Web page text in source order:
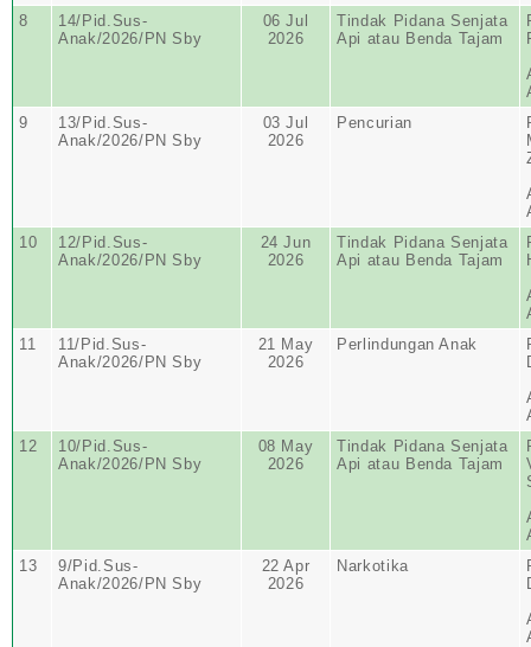
8
14/Pid.Sus-
Anak/2026/PN Sby
06 Jul
2026
Tindak Pidana Senjata
Api atau Benda Tajam
9
13/Pid.Sus-
Anak/2026/PN Sby
03 Jul
2026
Pencurian
10
12/Pid.Sus-
Anak/2026/PN Sby
24 Jun
2026
Tindak Pidana Senjata
Api atau Benda Tajam
11
11/Pid.Sus-
Anak/2026/PN Sby
21 May
2026
Perlindungan Anak
12
10/Pid.Sus-
Anak/2026/PN Sby
08 May
2026
Tindak Pidana Senjata
Api atau Benda Tajam
13
9/Pid.Sus-
Anak/2026/PN Sby
22 Apr
2026
Narkotika